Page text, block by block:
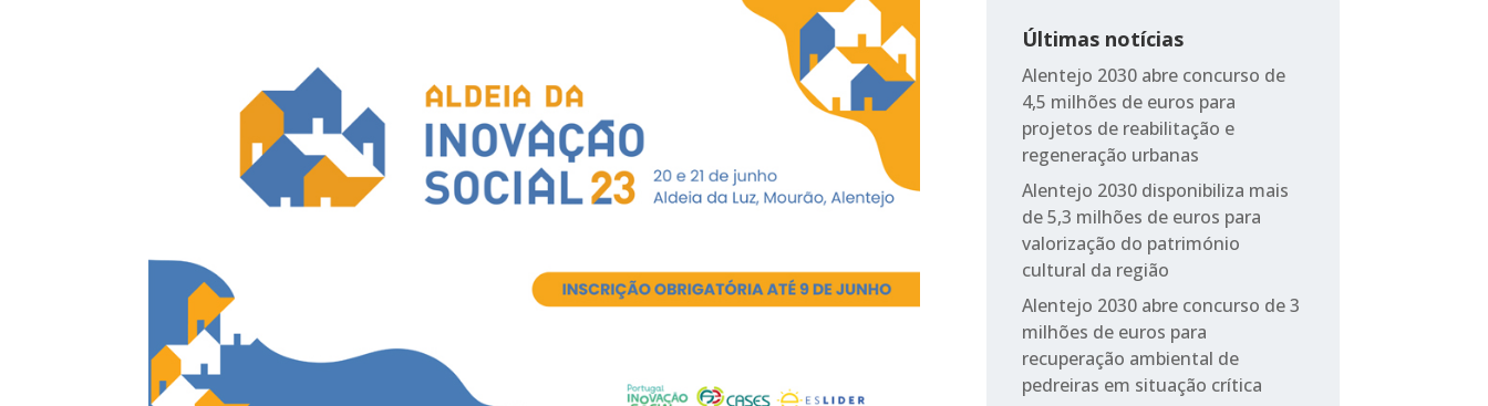
Últimas notícias
Alentejo 2030 abre concurso de
4,5 milhões de euros para
projetos de reabilitação e
regeneração urbanas
Alentejo 2030 disponibiliza mais
de 5,3 milhões de euros para
valorização do património
cultural da região
Alentejo 2030 abre concurso de 3
milhões de euros para
recuperação ambiental de
pedreiras em situação crítica